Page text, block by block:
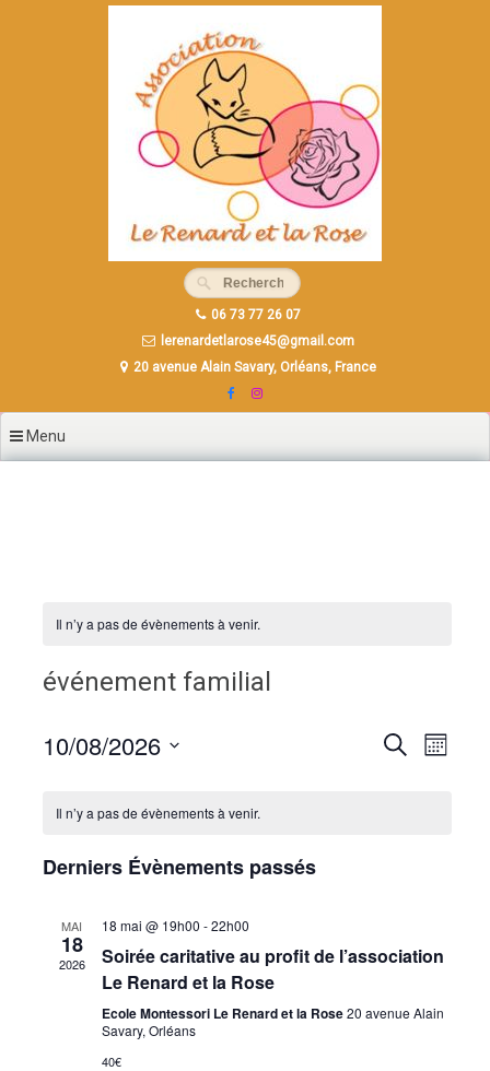
06 73 77 26 07
lerenardetlarose45@gmail.com
20 avenue Alain Savary, Orléans, France
Menu
Il n’y a pas de évènements à venir.
événement familial
Recherche
Recherche
Mois
10/08/2026
date.
Il n’y a pas de évènements à venir.
Derniers Évènements passés
MAI
18
2026
18 mai @ 19h00 -22h00
Soirée caritative au profit de l’association
Le Renard et la Rose
Ecole Montessori Le Renard et la Rose20 avenue Alain
Savary, Orléans
40€